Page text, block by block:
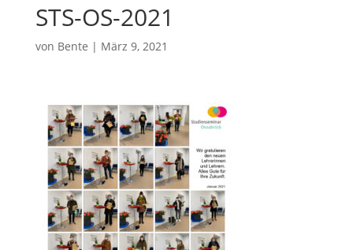
STS-OS-2021
von Bente | März 9, 2021